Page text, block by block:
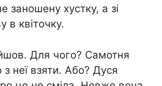
заношену хустку, а зі
в квіточку.
Для чого? Самотня
неї взяти. Або? Дуся